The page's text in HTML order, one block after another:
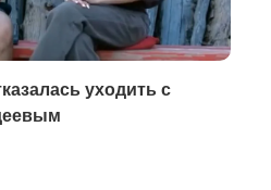
уходить с